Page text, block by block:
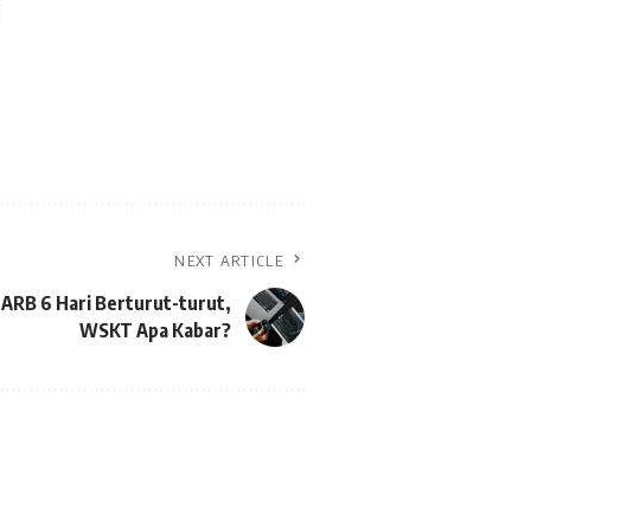
NEXT ARTICLE
ARB 6 Hari Berturut-turut,
WSKT Apa Kabar?